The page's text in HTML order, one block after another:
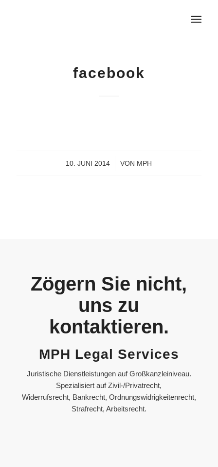
facebook
10. JUNI 2014
/ VON MPH
Zögern Sie nicht,
uns zu
kontaktieren.
MPH Legal Services
Juristische Dienstleistungen auf Großkanzleiniveau.
Spezialisiert auf Zivil-/Privatrecht,
Widerrufsrecht, Bankrecht, Ordnungswidrigkeitenrecht,
Strafrecht, Arbeitsrecht.